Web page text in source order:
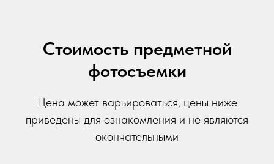
Стоимость предметной
фотосъемки
Цена может варьироваться, цены ниже
приведены для ознакомления и не являются
окончательными